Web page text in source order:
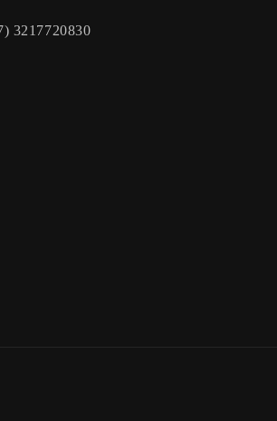
3217720830